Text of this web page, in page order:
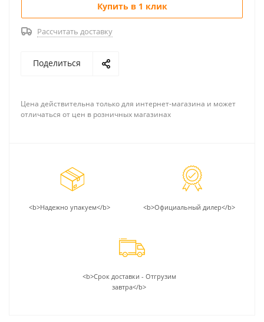
Купить в 1 клик
Рассчитать доставку
Поделиться
Цена действительна только для интернет-магазина и может
отличаться от цен в розничных магазинах
<b>Надежно упакуем</b> <b>Официальный дилер</b>
<b>Срок доставки - Отгрузим
завтра</b>